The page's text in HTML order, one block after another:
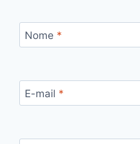
Nome *
E-mail *